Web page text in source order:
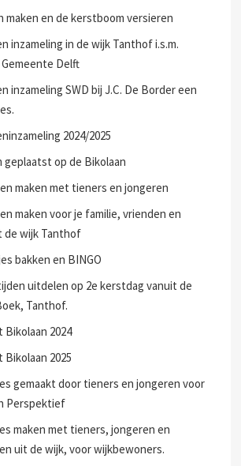
maken en de kerstboom versieren
inzameling in de wijk Tanthof i.s.m.
Delft
inzameling SWD bij J.C. De Border een
2024/2025
geplaatst op de Bikolaan
maken met tieners en jongeren
maken voor je familie, vrienden en
de wijk Tanthof
bakken en BINGO
uitdelen op 2e kerstdag vanuit de
Tanthof.
2024
2025
gemaakt door tieners en jongeren voor
Perspektief
maken met tieners, jongeren en
uit de wijk, voor wijkbewoners.